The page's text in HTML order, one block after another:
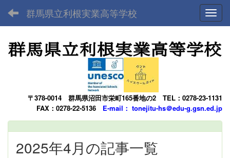
群馬県立利根実業高等学校
〒378-0014 群馬県沼田市栄町165番地の2 TEL：0278-23-1131
FAX：0278-22-5136 E-mail： tonejitu-hs＠edu-g.gsn.ed.jp
2025年4月の記事一覧